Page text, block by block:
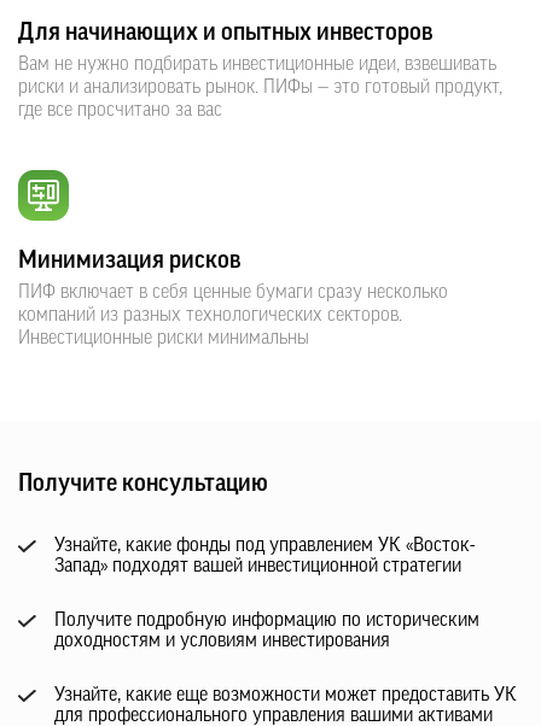
Для начинающих и опытных инвесторов
Вам не нужно подбирать инвестиционные идеи, взвешивать
риски и анализировать рынок. ПИФы — это готовый продукт,
где все просчитано за вас
Минимизация рисков
ПИФ включает в себя ценные бумаги сразу несколько
компаний из разных технологических секторов.
Инвестиционные риски минимальны
Получите консультацию
Узнайте, какие фонды под управлением УК «Восток-
Запад» подходят вашей инвестиционной стратегии
Получите подробную информацию по историческим
доходностям и условиям инвестирования
Узнайте, какие еще возможности может предоставить УК
для профессионального управления вашими активами